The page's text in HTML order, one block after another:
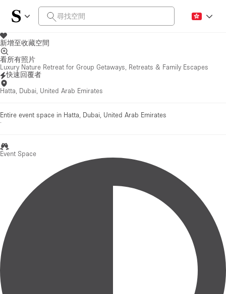
新增至收藏空間
看所有照片
Luxury Nature Retreat for Group Getaways, Retreats & Family Escapes
快速回覆者
Hatta, Dubai, United Arab Emirates
Entire event space in Hatta, Dubai, United Arab Emirates
·
Event Space